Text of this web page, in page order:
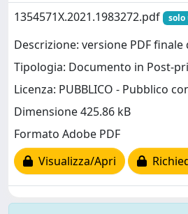
1354571X.2021.1983272.pdf
Descrizione: versione PDF
Tipologia: Documento in Post-
Licenza: PUBBLICO - Pubblico
Dimensione 425.86 kB
Formato Adobe PDF
Visualizza/Apri